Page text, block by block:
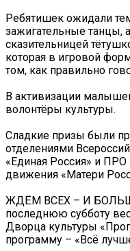
Ребятишек ожидали
зажигательные танцы,
сказительницей
которая в игровой
том, как правильно
В активизации
волонтёры культуры.
Сладкие призы были
отделениями
«Единая Россия» и ПРО
движения «Матери
ЖДЁМ ВСЕХ – И
последнюю субботу
Дворца культуры
программу – «Всё